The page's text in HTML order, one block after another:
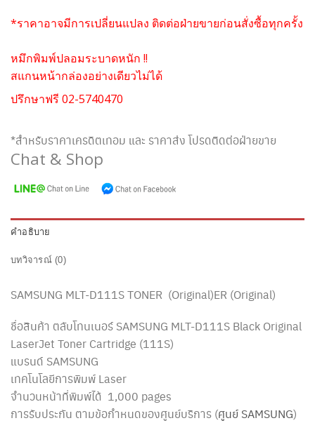
*ราคาอาจมีการเปลี่ยนแปลง ติดต่อฝ่ายขายก่อนสั่งซื้อทุกครั้ง
หมึกพิมพ์ปลอมระบาดหนัก !!
สแกนหน้ากล่องอย่างเดียวไม่ได้
ปรึกษาฟรี 02-5740470
*สำหรับราคาเครดิตเทอม และ ราคาส่ง โปรดติดต่อฝ่ายขาย
Chat & Shop
คำอธิบาย
บทวิจารณ์ (0)
SAMSUNG MLT-D111S TONER (Original)ER (Original)
ชื่อสินค้า ตลับโทนเนอร์ SAMSUNG MLT-D111S Black Original
LaserJet Toner Cartridge (111S)
แบรนด์ SAMSUNG
เทคโนโลยีการพิมพ์ Laser
จำนวนหน้าที่พิมพ์ได้ 1,000 pages
การรับประกัน ตามข้อกำหนดของศูนย์บริการ (ศูนย์ SAMSUNG)